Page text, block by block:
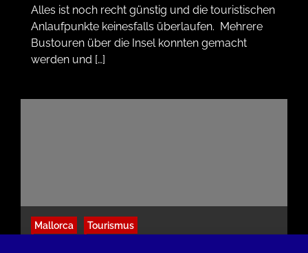
Alles ist noch recht günstig und die touristischen
Anlaufpunkte keinesfalls überlaufen. Mehrere
Bustouren über die Insel konnten gemacht
werden und […]
Mallorca Tourismus